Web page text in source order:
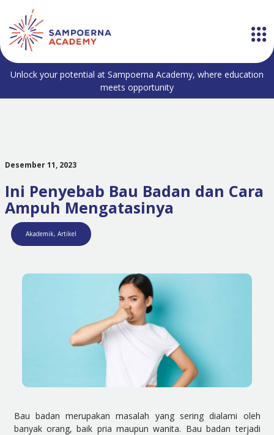
Unlock your potential at Sampoerna Academy, where education
meets opportunity
Desember 11, 2023
Ini Penyebab Bau Badan dan Cara
Ampuh Mengatasinya
Akademik, Artikel
Bau badan merupakan masalah yang sering dialami oleh
banyak orang, baik pria maupun wanita. Bau badan terjadi